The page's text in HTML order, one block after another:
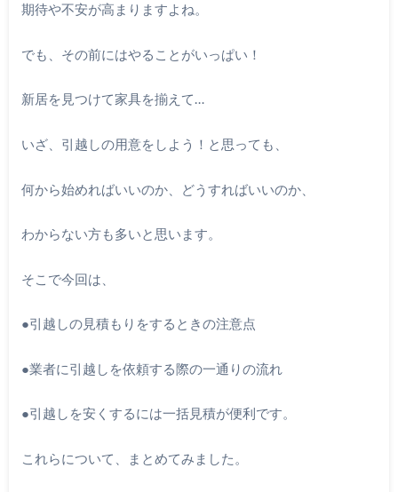
期待や不安が高まりますよね。
でも、その前にはやることがいっぱい！
新居を見つけて家具を揃えて…
いざ、引越しの用意をしよう！と思っても、
何から始めればいいのか、どうすればいいのか、
わからない方も多いと思います。
そこで今回は、
●引越しの見積もりをするときの注意点
●業者に引越しを依頼する際の一通りの流れ
●引越しを安くするには一括見積が便利です。
これらについて、まとめてみました。